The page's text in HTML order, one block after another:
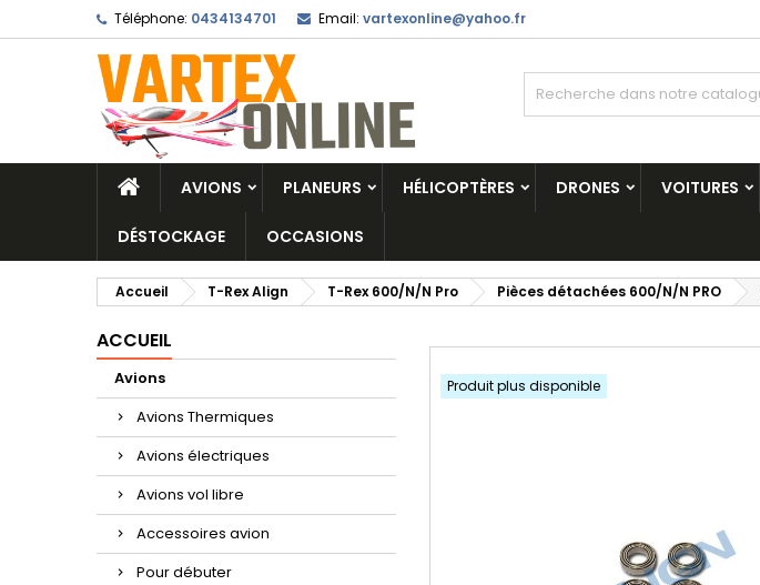
Téléphone: 0434134701 Email: vartexonline@yahoo.fr
AVIONS PLANEURS HÉLICOPTÈRES DRONES VOITURES
DÉSTOCKAGE OCCASIONS
Accueil T-Rex Align T-Rex 600/N/N Pro Pièces détachées 600/N/N PRO
ACCUEIL
Avions
Avions Thermiques
Avions électriques
Avions vol libre
Accessoires avion
Pour débuter
Produit plus disponible